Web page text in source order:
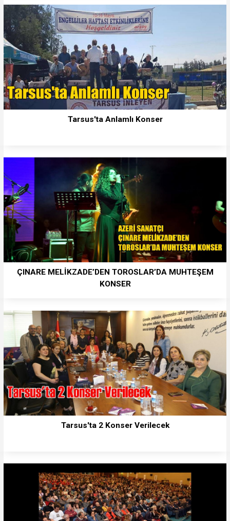
Tarsus'ta Anlamlı Konser
ÇINARE MELİKZADE’DEN TOROSLAR’DA MUHTEŞEM
KONSER
Tarsus'ta 2 Konser Verilecek